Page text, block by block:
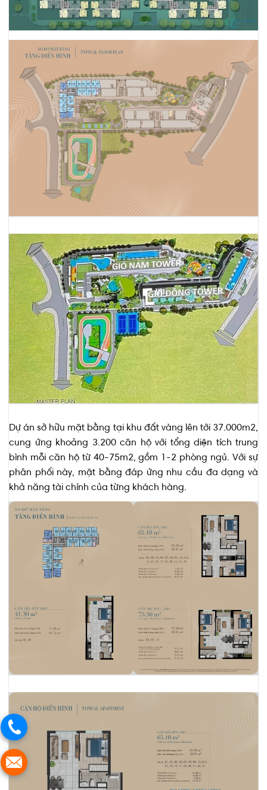
Dự án sở hữu mặt bằng tại khu đất vàng lên tới 37.000m2,
cung ứng khoảng 3.200 căn hộ với tổng diện tích trung
bình mỗi căn hộ từ 40-75m2, gồm 1-2 phòng ngủ. Với sự
phân phối này, mặt bằng đáp ứng nhu cầu đa dạng và
khả năng tài chính của từng khách hàng.